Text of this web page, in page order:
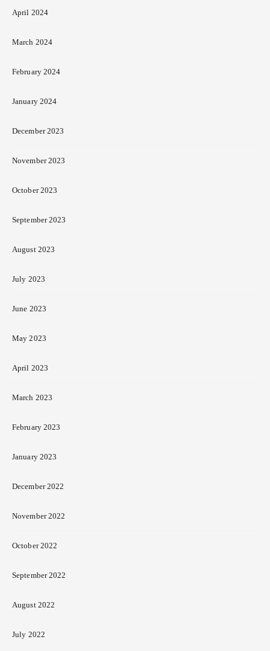
April 2024
March 2024
February 2024
January 2024
December 2023
November 2023
October 2023
September 2023
August 2023
July 2023
June 2023
May 2023
April 2023
March 2023
February 2023
January 2023
December 2022
November 2022
October 2022
September 2022
August 2022
July 2022